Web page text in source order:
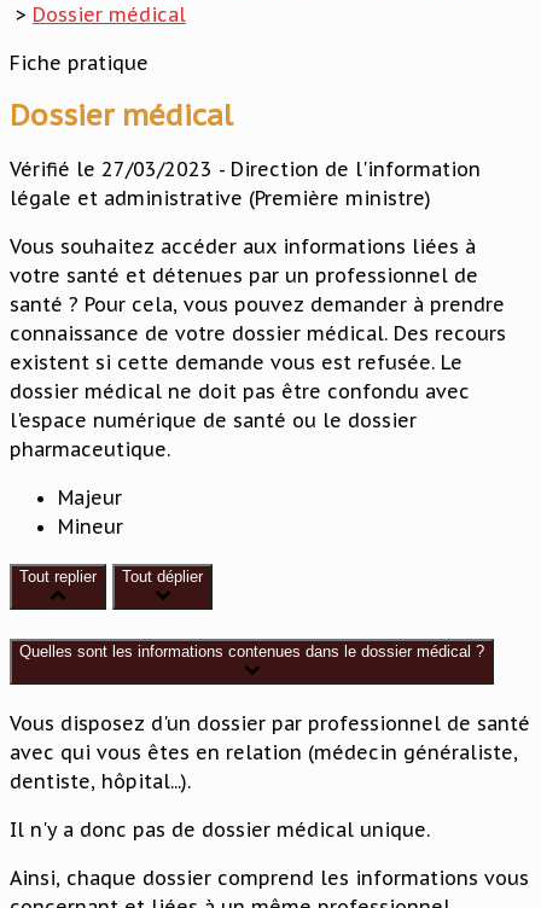
> Dossier médical
Fiche pratique
Dossier médical
Vérifié le 27/03/2023 - Direction de l'information
légale et administrative (Première ministre)
Vous souhaitez accéder aux informations liées à
votre santé et détenues par un professionnel de
santé ? Pour cela, vous pouvez demander à prendre
connaissance de votre dossier médical. Des recours
existent si cette demande vous est refusée. Le
dossier médical ne doit pas être confondu avec
l'espace numérique de santé ou le dossier
pharmaceutique.
Majeur
Mineur
Tout replier Tout déplier
Quelles sont les informations contenues dans le dossier médical ?
Vous disposez d'un dossier par professionnel de santé
avec qui vous êtes en relation (médecin généraliste,
dentiste, hôpital...).
Il n'y a donc pas de dossier médical unique.
Ainsi, chaque dossier comprend les informations vous